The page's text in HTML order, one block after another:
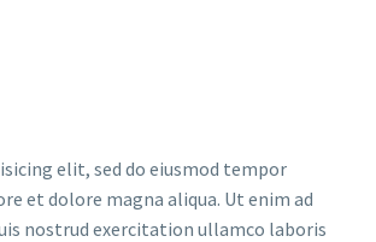
elit, sed do eiusmod tempor
et dolore magna aliqua. Ut enim ad
nostrud exercitation ullamco laboris